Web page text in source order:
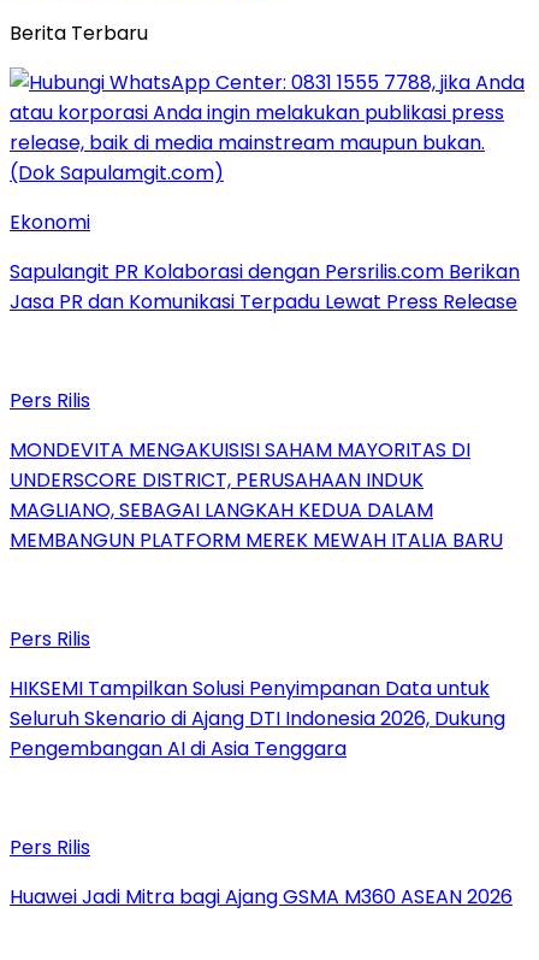
Berita Terbaru
Ekonomi
Sapulangit PR Kolaborasi dengan Persrilis.com Berikan
Jasa PR dan Komunikasi Terpadu Lewat Press Release
Pers Rilis
MONDEVITA MENGAKUISISI SAHAM MAYORITAS DI
UNDERSCORE DISTRICT, PERUSAHAAN INDUK
MAGLIANO, SEBAGAI LANGKAH KEDUA DALAM
MEMBANGUN PLATFORM MEREK MEWAH ITALIA BARU
Pers Rilis
HIKSEMI Tampilkan Solusi Penyimpanan Data untuk
Seluruh Skenario di Ajang DTI Indonesia 2026, Dukung
Pengembangan AI di Asia Tenggara
Pers Rilis
Huawei Jadi Mitra bagi Ajang GSMA M360 ASEAN 2026